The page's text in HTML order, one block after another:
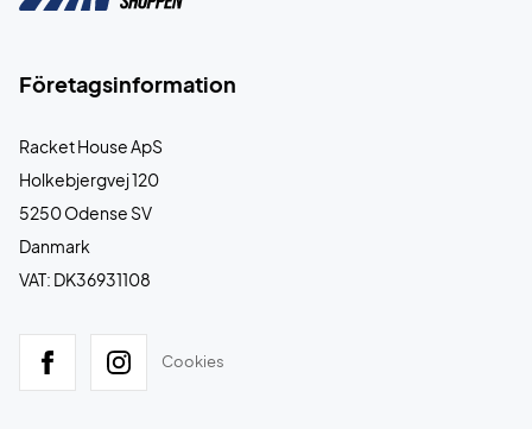
Företagsinformation
Racket House ApS
Holkebjergvej 120
5250 Odense SV
Danmark
VAT: DK36931108
Cookies